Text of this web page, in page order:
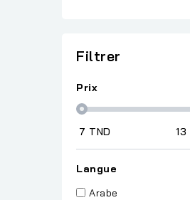
Filtrer
Prix
7 TND 13
Langue
Arabe